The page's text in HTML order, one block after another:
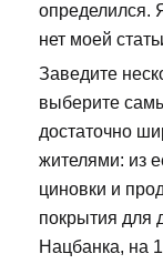
определился.
нет моей
Заведите
выберите
достаточно
жителями: из
циновки и
покрытия для
Нацбанка, на